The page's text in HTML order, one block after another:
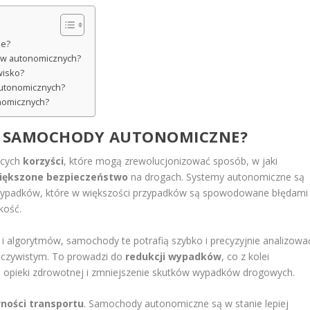
autonomicznych?
AUTONOMICZNE?
korzyści, które mogą zrewolucjonizować sposób, w jaki
bezpieczeństwo na drogach. Systemy autonomiczne są
które w większości przypadków są spowodowane błędami
algorytmów, samochody te potrafią szybko i precyzyjnie
To prowadzi do redukcji wypadków, co z kolei
zdrowotnej i zmniejszenie skutków wypadków drogowych.
transportu. Samochody autonomiczne są w stanie lepiej